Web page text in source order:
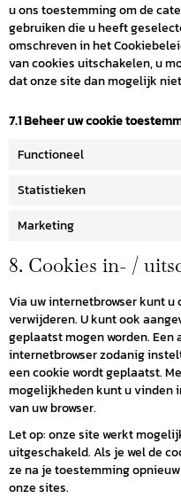
u ons toestemming om de
gebruiken die u heeft
omschreven in het
van cookies uitschakelen, u
dat onze site dan mogelijk
7.1 Beheer uw cookie
Functioneel
Statistieken
Marketing
8. Cookies in- /
Via uw internetbrowser kunt
verwijderen. U kunt ook
geplaatst mogen worden.
internetbrowser zodanig
een cookie wordt geplaatst.
mogelijkheden kunt u vinden
van uw browser.
Let op: onze site werkt
uitgeschakeld. Als je wel de
ze na je toestemming
onze sites.